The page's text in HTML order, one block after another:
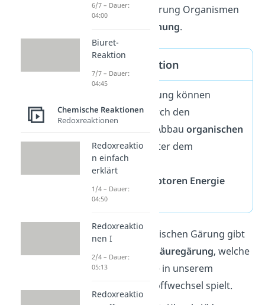
Dabei dient die Gärung Organismen
Energiegewinnung.
Gärung Definition
Mithilfe der Gärung können
Organismen durch den
enzymatischen Abbauorganischen
Stoffenauch unter dem
Ausschluss von
Elektronenakzeptoren Energie
gewinnen
Neben der alkoholischen Gärung gibt
es noch die
Milchsäuregärung, welche
eine wichtige Rolle in unserem
körpereigenen Stoffwechsel spielt.
6/7 – Dauer:
04:00
Biuret-
Reaktion
7/7 – Dauer:
04:45
Chemische Reaktionen
Redoxreaktionen
Redoxreaktio
n einfach
erklärt
1/4 – Dauer:
04:50
Redoxreaktio
nen I
2/4 – Dauer:
05:13
Redoxreaktio